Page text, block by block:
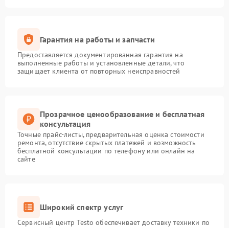
Гарантия на работы и запчасти
Предоставляется документированная гарантия на
выполненные работы и установленные детали, что
защищает клиента от повторных неисправностей
Прозрачное ценообразование и бесплатная
консультация
Точные прайс-листы, предварительная оценка стоимости
ремонта, отсутствие скрытых платежей и возможность
бесплатной консультации по телефону или онлайн на
сайте
Широкий спектр услуг
Сервисный центр Testo обеспечивает доставку техники по